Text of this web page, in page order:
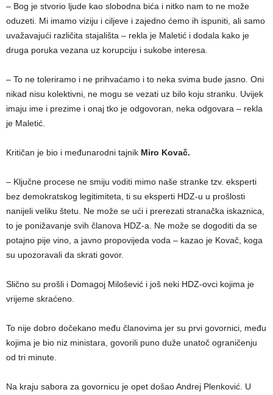
– Bog je stvorio ljude kao slobodna bića i nitko nam to ne može
oduzeti. Mi imamo viziju i ciljeve i zajedno ćemo ih ispuniti, ali samo
uvažavajući različita stajališta – rekla je Maletić i dodala kako je
druga poruka vezana uz korupciju i sukobe interesa.
– To ne toleriramo i ne prihvaćamo i to neka svima bude jasno. Oni
nikad nisu kolektivni, ne mogu se vezati uz bilo koju stranku. Uvijek
imaju ime i prezime i onaj tko je odgovoran, neka odgovara – rekla
je Maletić.
Kritičan je bio i međunarodni tajnik Miro Kovač.
– Ključne procese ne smiju voditi mimo naše stranke tzv. eksperti
bez demokratskog legitimiteta, ti su eksperti HDZ-u u prošlosti
nanijeli veliku štetu. Ne može se ući i prerezati stranačka iskaznica,
to je ponižavanje svih članova HDZ-a. Ne može se dogoditi da se
potajno pije vino, a javno propovijeda voda – kazao je Kovač, koga
su upozoravali da skrati govor.
Slično su prošli i Domagoj Milošević i još neki HDZ-ovci kojima je
vrijeme skraćeno.
To nije dobro dočekano među članovima jer su prvi govornici, među
kojima je bio niz ministara, govorili puno duže unatoč ograničenju
od tri minute.
Na kraju sabora za govornicu je opet došao Andrej Plenković. U